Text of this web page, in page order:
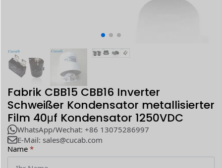
Fabrik CBB15 CBB16 Inverter
Schweißer Kondensator metallisierter
Film 40μf Kondensator 1250VDC
WhatsApp/Wechat: +86 13075286997
E-Mail: sales@cucab.com
Name *